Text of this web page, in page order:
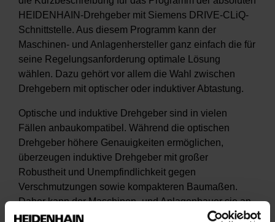
HEIDENHAIN-Drehgeber mit Siemens DRIVE-CLiQ-
Schnittstelle. Aus diesem Programm kann der
Maschinen- und Anlagenhersteller ganz einfach die für
seine Regelungsanforderung optimale Lösung
wählen. Dazu gehört vor allem die Wahl zwischen
Drehgebern mit optischer oder induktiver Abtastung.
Optische und induktive Drehgeber sind in vielen
Fällen anbaukompatibel. Während die optischen
Drehgeber höhere Genauigkeiten ermöglichen,
überzeugen induktive Drehgeber mit großer
Robustheit und Unempfindlichkeit gegen
Verschmutzungen sowie kompakteren Baumaßen.
Daher kann der Maschinen- und Anlagenbauer sie an
ein und demselben Motor einsetzen und so z. B.